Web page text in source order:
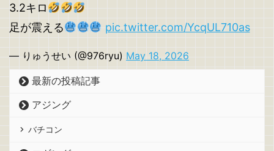
3.2キロ
足が震える
pic.twitter.com/YcqUL710as
— りゅうせい (@976ryu) May 18, 2026
最新の投稿記事
アジング
バチコン